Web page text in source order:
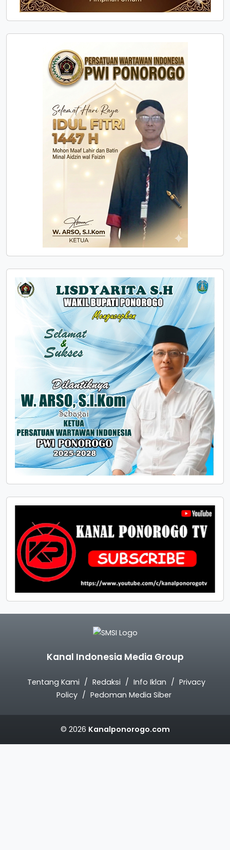
Kanal Indonesia Media Group
Tentang Kami Redaksi Info Iklan
Privacy
Policy
Pedoman Media Siber
© 2026 Kanalponorogo.com